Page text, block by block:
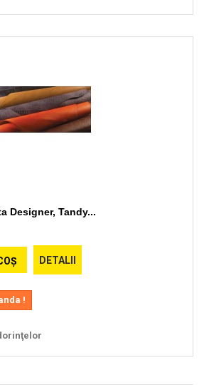
Designer, Tandy...
DETALII
!